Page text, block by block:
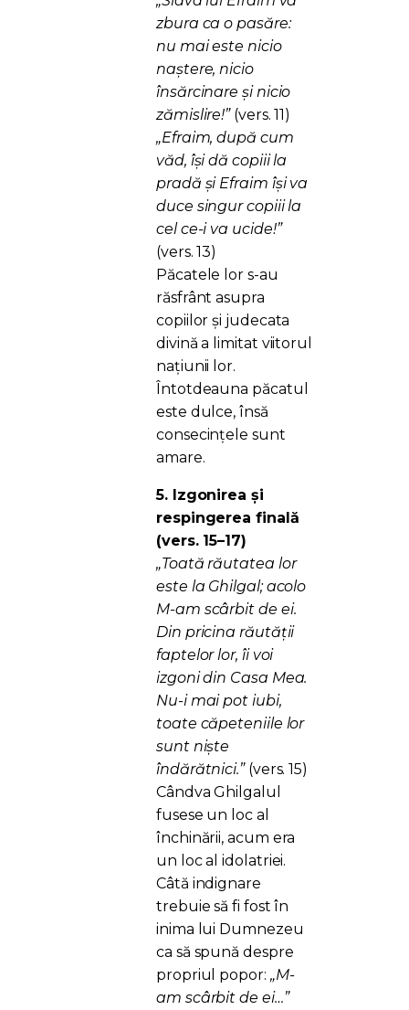
zbura ca o pasăre:
nu mai este nicio
naștere, nicio
însărcinare și nicio
zămislire!”(vers. 11)
„Efraim, după cum
văd, își dă copiii la
pradă și Efraim își va
duce singur copiii la
cel ce-i va ucide!”
(vers. 13)
Păcatele lor s-au
răsfrânt asupra
copiilor și judecata
divină a limitat viitorul
națiunii lor.
Întotdeauna păcatul
este dulce, însă
consecințele sunt
amare.
5. Izgonirea și
respingerea finală
(vers. 15–17)
„Toată răutatea lor
este la Ghilgal; acolo
M-am scârbit de ei.
Din pricina răutății
faptelor lor, îi voi
izgoni din Casa Mea.
Nu-i mai pot iubi,
toate căpeteniile lor
sunt niște
îndărătnici.”(vers. 15)
Cândva Ghilgalul
fusese un loc al
închinării, acum era
un loc al idolatriei.
Câtă indignare
trebuie să fi fost în
inima lui Dumnezeu
ca să spună despre
propriul popor: „M-
am scârbit de ei…”